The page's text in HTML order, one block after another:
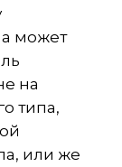
может
на
типа,
или же